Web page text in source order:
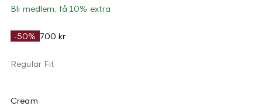
Bli medlem, få 10% extra
-50% 700 kr
Regular Fit
Cream